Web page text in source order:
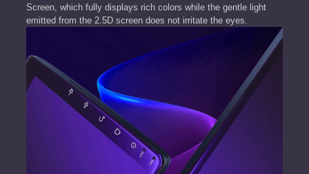
Screen, which fully displays rich colors while the gentle light
emitted from the 2.5D screen does not irritate the eyes.